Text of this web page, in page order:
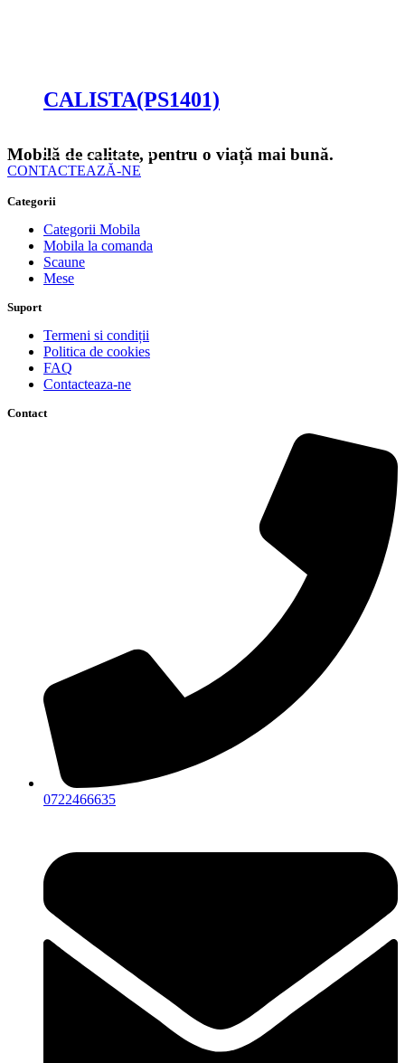
CALISTA(PS1401)
Mobilă de calitate, pentru o viață mai bună.
CONTACTEAZĂ-NE
Categorii
Categorii Mobila
Mobila la comanda
Scaune
Mese
Suport
Termeni si condiții
Politica de cookies
FAQ
Contacteaza-ne
Contact
0722466635